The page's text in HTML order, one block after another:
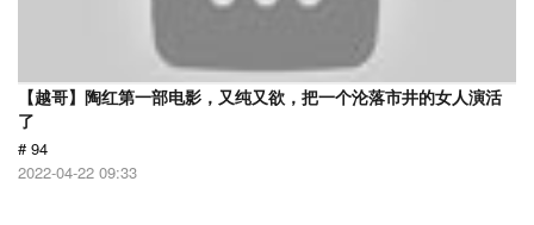
【越哥】陶红第一部电影，又纯又欲，把一个沦落市井的女人演活
了
# 94
2022-04-22 09:33